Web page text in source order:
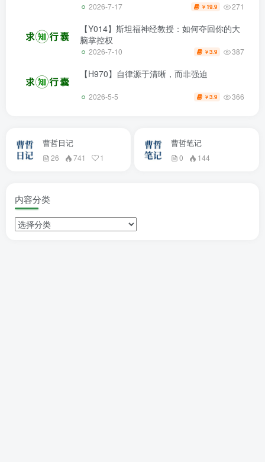
2026-7-17 ￥ 19.9 271
【Y014】斯坦福神经教授：如何夺回你的大
脑掌控权
2026-7-10 ￥3.9 387
【H970】自律源于清晰，而非强迫
2026-5-5 ￥3.9 366
曹哲日记
26 741 1
曹哲笔记
0 144
内容分类